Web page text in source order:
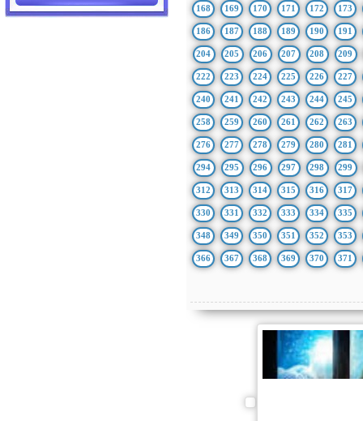
168 169 170 171 172 173
186 187 188 189 190 191
204 205 206 207 208 209
222 223 224 225 226 227
240 241 242 243 244 245
258 259 260 261 262 263
276 277 278 279 280 281
294 295 296 297 298 299
312 313 314 315 316 317
330 331 332 333 334 335
348 349 350 351 352 353
366 367 368 369 370 371